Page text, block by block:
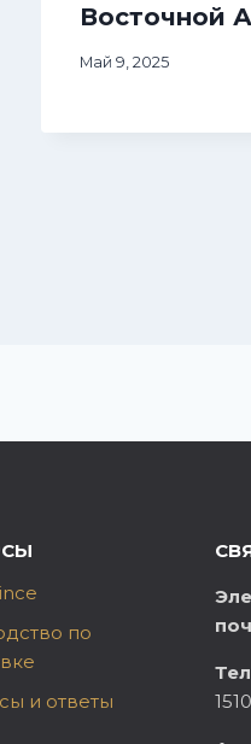
Восточной
Май 9, 2025
по
и ответы